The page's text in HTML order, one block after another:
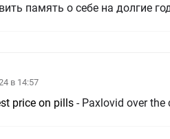
память о себе на долгие
в 14:57
price on pills - Paxlovid over the